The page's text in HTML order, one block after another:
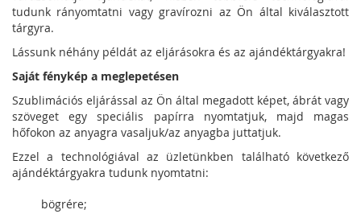
tudunk rányomtatni vagy gravírozni az Ön által kiválasztott
tárgyra.
Lássunk néhány példát az eljárásokra és az ajándéktárgyakra!
Saját fénykép a meglepetésen
Szublimációs eljárással az Ön által megadott képet, ábrát vagy
szöveget egy speciális papírra nyomtatjuk, majd magas
hőfokon az anyagra vasaljuk/az anyagba juttatjuk.
Ezzel a technológiával az üzletünkben található következő
ajándéktárgyakra tudunk nyomtatni:
bögrére;